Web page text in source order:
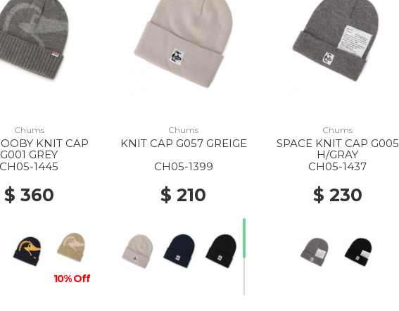
Chums
KNIT CAP
G001 GREY
CH05-1445
$ 360
10% Off
Chums
KNIT CAP G057 GREIGE
CH05-1399
$ 210
Chums
SPACE KNIT CAP G005
H/GRAY
CH05-1437
$ 230